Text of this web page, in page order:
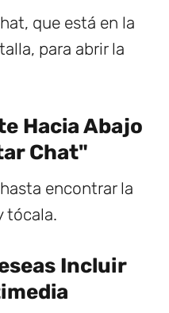
que está en la
para abrir la
Hacia Abajo
Chat"
encontrar la
tócala.
Incluir